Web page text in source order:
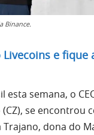
Binance.
Livecoins e fique
esta semana, o
se encontrou
dona do